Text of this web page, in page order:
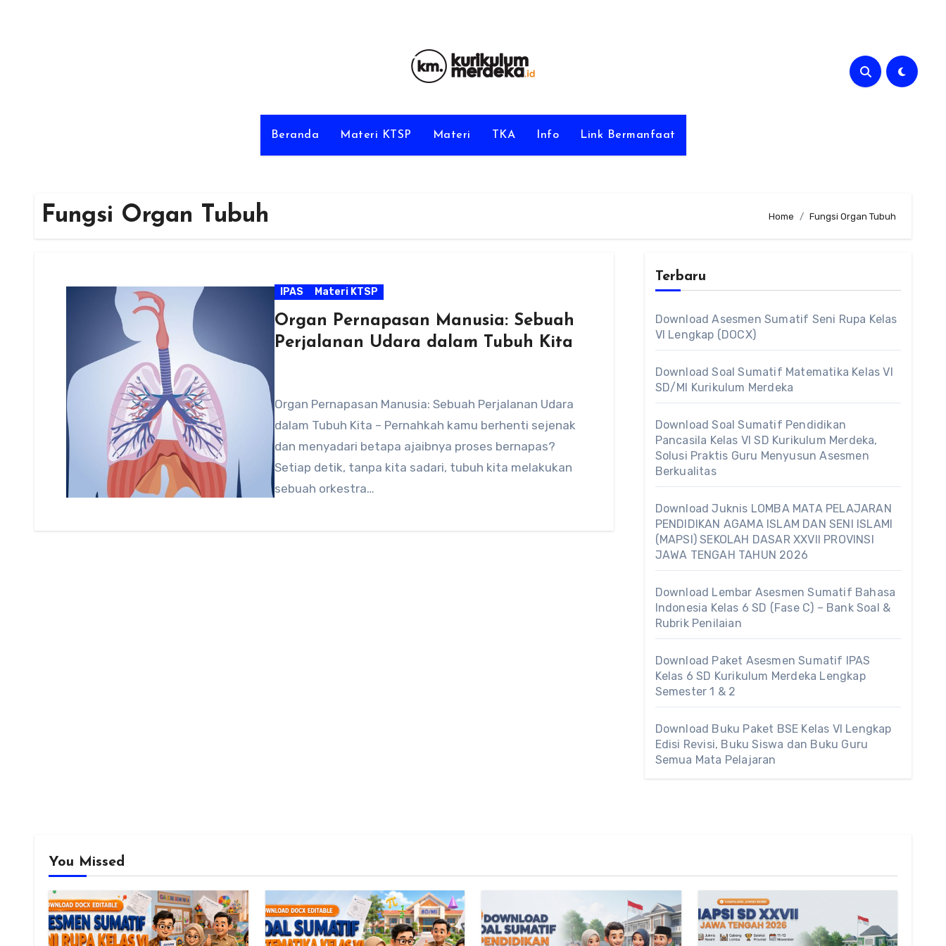
Beranda Materi KTSP Materi TKA Info Link Bermanfaat
Fungsi Organ Tubuh Home Fungsi Organ Tubuh
IPAS Materi KTSP
Organ Pernapasan Manusia: Sebuah
Perjalanan Udara dalam Tubuh Kita
Organ Pernapasan Manusia: Sebuah Perjalanan Udara
dalam Tubuh Kita – Pernahkah kamu berhenti sejenak
dan menyadari betapa ajaibnya proses bernapas?
Setiap detik, tanpa kita sadari, tubuh kita melakukan
sebuah orkestra…
Terbaru
Download Asesmen Sumatif Seni Rupa Kelas
VI Lengkap (DOCX)
Download Soal Sumatif Matematika Kelas VI
SD/MI Kurikulum Merdeka
Download Soal Sumatif Pendidikan
Pancasila Kelas VI SD Kurikulum Merdeka,
Solusi Praktis Guru Menyusun Asesmen
Berkualitas
Download Juknis LOMBA MATA PELAJARAN
PENDIDIKAN AGAMA ISLAM DAN SENI ISLAMI
(MAPSI) SEKOLAH DASAR XXVII PROVINSI
JAWA TENGAH TAHUN 2026
Download Lembar Asesmen Sumatif Bahasa
Indonesia Kelas 6 SD (Fase C) – Bank Soal &
Rubrik Penilaian
Download Paket Asesmen Sumatif IPAS
Kelas 6 SD Kurikulum Merdeka Lengkap
Semester 1 & 2
Download Buku Paket BSE Kelas VI Lengkap
Edisi Revisi, Buku Siswa dan Buku Guru
Semua Mata Pelajaran
You Missed